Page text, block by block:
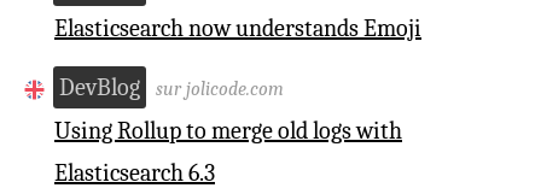
Elasticsearch now understands Emoji
DevBlog sur jolicode.com
Using Rollup to merge old logs with
Elasticsearch 6.3